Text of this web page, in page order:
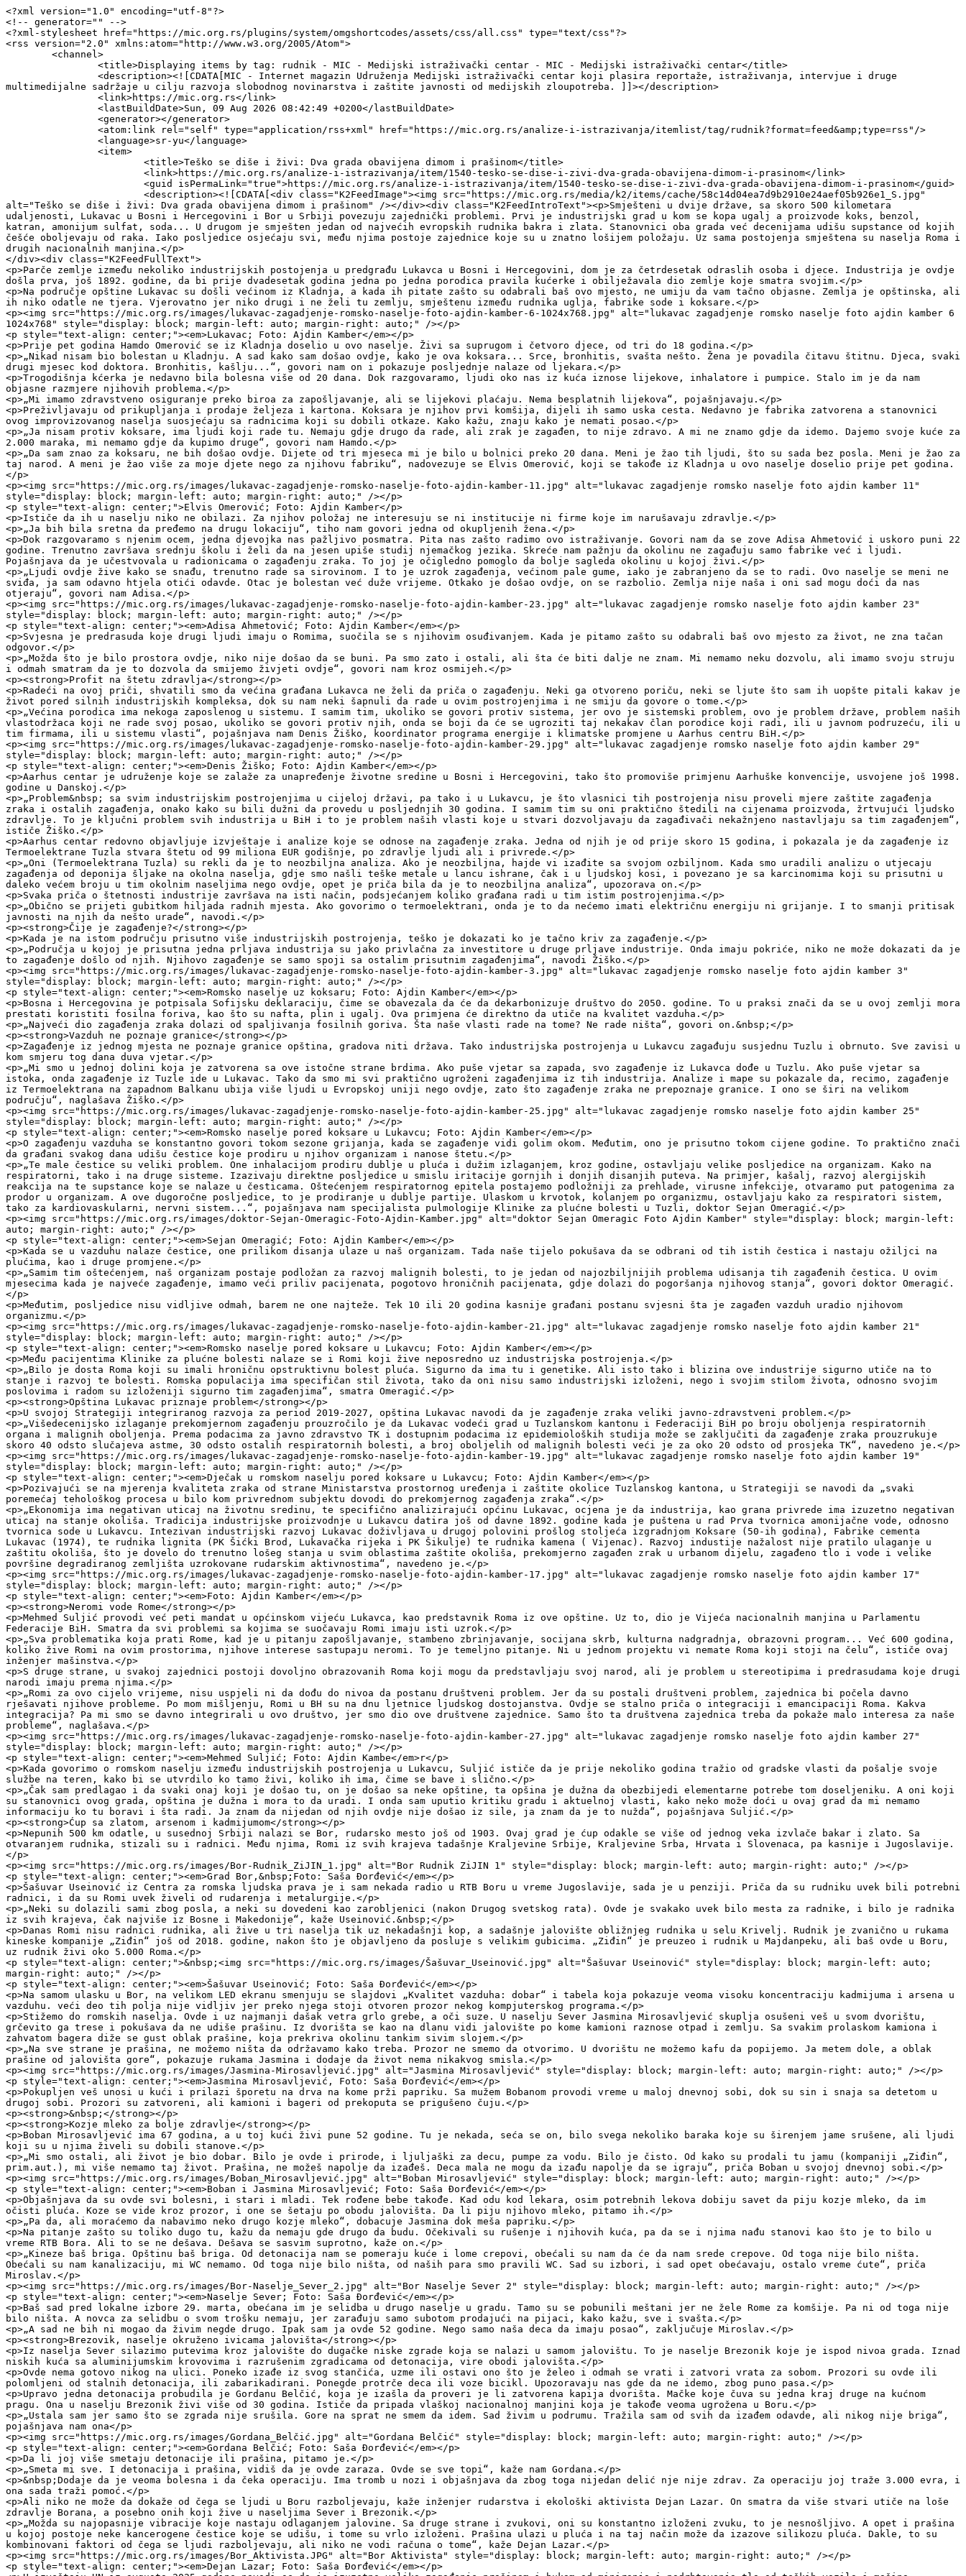
<?xml version="1.0" encoding="utf-8"?>
<!-- generator="" -->
<?xml-stylesheet href="https://mic.org.rs/plugins/system/omgshortcodes/assets/css/all.css" type="text/css"?>
<rss version="2.0" xmlns:atom="http://www.w3.org/2005/Atom">
	<channel>
		<title>Displaying items by tag: rudnik - MIC - Medijski istraživački centar - MIC - Medijski istraživački centar</title>
		<description><![CDATA[MIC - Internet magazin Udruženja Medijski istraživački centar koji plasira reportaže, istraživanja, intervjue i druge multimedijalne sadržaje u cilju razvoja slobodnog novinarstva i zaštite javnosti od medijskih zloupotreba. ]]></description>
		<link>https://mic.org.rs</link>
		<lastBuildDate>Sun, 09 Aug 2026 08:42:49 +0200</lastBuildDate>
		<generator></generator>
		<atom:link rel="self" type="application/rss+xml" href="https://mic.org.rs/analize-i-istrazivanja/itemlist/tag/rudnik?format=feed&amp;type=rss"/>
		<language>sr-yu</language>
		<item>
			<title>Teško se diše i živi: Dva grada obavijena dimom i prašinom</title>
			<link>https://mic.org.rs/analize-i-istrazivanja/item/1540-tesko-se-dise-i-zivi-dva-grada-obavijena-dimom-i-prasinom</link>
			<guid isPermaLink="true">https://mic.org.rs/analize-i-istrazivanja/item/1540-tesko-se-dise-i-zivi-dva-grada-obavijena-dimom-i-prasinom</guid>
			<description><![CDATA[<div class="K2FeedImage"><img src="https://mic.org.rs/media/k2/items/cache/58c14d04ea7d9b2910e24aef05b926e1_S.jpg" alt="Teško se diše i živi: Dva grada obavijena dimom i prašinom" /></div><div class="K2FeedIntroText"><p>Smješteni u dvije države, sa skoro 500 kilometara udaljenosti, Lukavac u Bosni i Hercegovini i Bor u Srbiji povezuju zajednički problemi. Prvi je industrijski grad u kom se kopa ugalj a proizvode koks, benzol, katran, amonijum sulfat, soda... U drugom je smješten jedan od najvećih evropskih rudnika bakra i zlata. Stanovnici oba grada već decenijama udišu supstance od kojih češće oboljevaju od raka. Iako posljedice osjećaju svi, među njima postoje zajednice koje su u znatno lošijem položaju. Uz sama postojenja smještena su naselja Roma i drugih nacionalnih manjina.</p>
</div><div class="K2FeedFullText">
<p>Parče zemlje između nekoliko industrijskih postojenja u predgrađu Lukavca u Bosni i Hercegovini, dom je za četrdesetak odraslih osoba i djece. Industrija je ovdje došla prva, još 1892. godine, da bi prije dvadesetak godina jedna po jedna porodica pravila kućerke i obilježavala dio zemlje koje smatra svojim.</p>
<p>Na područje opštine Lukavac su došli većinom iz Kladnja, a kada ih pitate zašto su odabrali baš ovo mjesto, ne umiju da vam tačno objasne. Zemlja je opštinska, ali ih niko odatle ne tjera. Vjerovatno jer niko drugi i ne želi tu zemlju, smještenu između rudnika uglja, fabrike sode i koksare.</p>
<p><img src="https://mic.org.rs/images/lukavac-zagadjenje-romsko-naselje-foto-ajdin-kamber-6-1024x768.jpg" alt="lukavac zagadjenje romsko naselje foto ajdin kamber 6 1024x768" style="display: block; margin-left: auto; margin-right: auto;" /></p>
<p style="text-align: center;"><em>Lukavac; Foto: Ajdin Kamber</em></p>
<p>Prije pet godina Hamdo Omerović se iz Kladnja doselio u ovo naselje. Živi sa suprugom i četvoro djece, od tri do 18 godina.</p>
<p>„Nikad nisam bio bolestan u Kladnju. A sad kako sam došao ovdje, kako je ova koksara... Srce, bronhitis, svašta nešto. Žena je povadila čitavu štitnu. Djeca, svaki drugi mjesec kod doktora. Bronhitis, kašlju...“, govori nam on i pokazuje posljednje nalaze od ljekara.</p>
<p>Trogodišnja kćerka je nedavno bila bolesna više od 20 dana. Dok razgovaramo, ljudi oko nas iz kuća iznose lijekove, inhalatore i pumpice. Stalo im je da nam objasne razmjere njihovih problema.</p>
<p>„Mi imamo zdravstveno osiguranje preko biroa za zapošljavanje, ali se lijekovi plaćaju. Nema besplatnih lijekova“, pojašnjavaju.</p>
<p>Preživljavaju od prikupljanja i prodaje željeza i kartona. Koksara je njihov prvi komšija, dijeli ih samo uska cesta. Nedavno je fabrika zatvorena a stanovnici ovog improvizovanog naselja suosjećaju sa radnicima koji su dobili otkaze. Kako kažu, znaju kako je nemati posao.</p>
<p>„Ja nisam protiv koksare, ima ljudi koji rade tu. Nemaju gdje drugo da rade, ali zrak je zagađen, to nije zdravo. A mi ne znamo gdje da idemo. Dajemo svoje kuće za 2.000 maraka, mi nemamo gdje da kupimo druge“, govori nam Hamdo.</p>
<p>„Da sam znao za koksaru, ne bih došao ovdje. Dijete od tri mjeseca mi je bilo u bolnici preko 20 dana. Meni je žao tih ljudi, što su sada bez posla. Meni je žao za taj narod. A meni je žao više za moje djete nego za njihovu fabriku“, nadovezuje se Elvis Omerović, koji se takođe iz Kladnja u ovo naselje doselio prije pet godina.</p>
<p><img src="https://mic.org.rs/images/lukavac-zagadjenje-romsko-naselje-foto-ajdin-kamber-11.jpg" alt="lukavac zagadjenje romsko naselje foto ajdin kamber 11" style="display: block; margin-left: auto; margin-right: auto;" /></p>
<p style="text-align: center;">Elvis Omerović; Foto: Ajdin Kamber</p>
<p>Ističe da ih u naselju niko ne obilazi. Za njihov položaj ne interesuju se ni institucije ni firme koje im narušavaju zdravlje.</p>
<p>„Ja bih bila sretna da pređemo na drugu lokaciju“, tiho nam govori jedna od okupljenih žena.</p>
<p>Dok razgovaramo s njenim ocem, jedna djevojka nas pažljivo posmatra. Pita nas zašto radimo ovo istraživanje. Govori nam da se zove Adisa Ahmetović i uskoro puni 22 godine. Trenutno završava srednju školu i želi da na jesen upiše studij njemačkog jezika. Skreće nam pažnju da okolinu ne zagađuju samo fabrike već i ljudi. Pojašnjava da je učestvovala u radionicama o zagađenju zraka. To joj je očigledno pomoglo da bolje sagleda okolinu u kojoj živi.</p>
<p>„Ljudi ovdje žive kako se snađu, trenutno rade sa sirovinom. I to je uzrok zagađenja, većinom pale gume, iako je zabranjeno da se to radi. Ovo naselje se meni ne sviđa, ja sam odavno htjela otići odavde. Otac je bolestan već duže vrijeme. Otkako je došao ovdje, on se razbolio. Zemlja nije naša i oni sad mogu doći da nas otjeraju“, govori nam Adisa.</p>
<p><img src="https://mic.org.rs/images/lukavac-zagadjenje-romsko-naselje-foto-ajdin-kamber-23.jpg" alt="lukavac zagadjenje romsko naselje foto ajdin kamber 23" style="display: block; margin-left: auto; margin-right: auto;" /></p>
<p style="text-align: center;"><em>Adisa Ahmetović; Foto: Ajdin Kamber</em></p>
<p>Svjesna je predrasuda koje drugi ljudi imaju o Romima, suočila se s njihovim osuđivanjem. Kada je pitamo zašto su odabrali baš ovo mjesto za život, ne zna tačan odgovor.</p>
<p>„Možda što je bilo prostora ovdje, niko nije došao da se buni. Pa smo zato i ostali, ali šta će biti dalje ne znam. Mi nemamo neku dozvolu, ali imamo svoju struju i odmah smatram da je to dozvola da smijemo živjeti ovdje“, govori nam kroz osmijeh.</p>
<p><strong>Profit na štetu zdravlja</strong></p>
<p>Radeći na ovoj priči, shvatili smo da većina građana Lukavca ne želi da priča o zagađenju. Neki ga otvoreno poriču, neki se ljute što sam ih uopšte pitali kakav je život pored silnih industrijskih kompleksa, dok su nam neki šapnuli da rade u ovim postrojenjima i ne smiju da govore o tome.</p>
<p>„Većina porodica ima nekoga zaposlenog u sistemu. I samim tim, ukoliko se govori protiv sistema, jer ovo je sistemski problem, ovo je problem države, problem naših vlastodržaca koji ne rade svoj posao, ukoliko se govori protiv njih, onda se boji da će se ugroziti taj nekakav član porodice koji radi, ili u javnom podruzeću, ili u tim firmama, ili u sistemu vlasti“, pojašnjava nam Denis Žiško, koordinator programa energije i klimatske promjene u Aarhus centru BiH.</p>
<p><img src="https://mic.org.rs/images/lukavac-zagadjenje-romsko-naselje-foto-ajdin-kamber-29.jpg" alt="lukavac zagadjenje romsko naselje foto ajdin kamber 29" style="display: block; margin-left: auto; margin-right: auto;" /></p>
<p style="text-align: center;"><em>Denis Žiško; Foto: Ajdin Kamber</em></p>
<p>Aarhus centar je udruženje koje se zalaže za unapređenje životne sredine u Bosni i Hercegovini, tako što promoviše primjenu Aarhuške konvencije, usvojene još 1998. godine u Danskoj.</p>
<p>„Problem&nbsp; sa svim industrijskim postrojenjima u cijeloj državi, pa tako i u Lukavcu, je što vlasnici tih postrojenja nisu proveli mjere zaštite zagađenja zraka i ostalih zagađenja, onako kako su bili dužni da provedu u posljednjih 30 godina. I samim tim su oni praktično štedili na cijenama proizvoda, žrtvujući ljudsko zdravlje. To je ključni problem svih industrija u BiH i to je problem naših vlasti koje u stvari dozvoljavaju da zagađivači nekažnjeno nastavljaju sa tim zagađenjem“, ističe Žiško.</p>
<p>Aarhus centar redovno objavljuje izvještaje i analize koje se odnose na zagađenje zraka. Jedna od njih je od prije skoro 15 godina, i pokazala je da zagađenje iz Termoelektrane Tuzla stvara štetu od 99 miliona EUR godišnje, po zdravlje ljudi ali i privrede.</p>
<p>„Oni (Termoelektrana Tuzla) su rekli da je to neozbiljna analiza. Ako je neozbiljna, hajde vi izađite sa svojom ozbiljnom. Kada smo uradili analizu o utjecaju zagađenja od deponija šljake na okolna naselja, gdje smo našli teške metale u lancu ishrane, čak i u ljudskoj kosi, i povezano je sa karcinomima koji su prisutni u daleko većem broju u tim okolnim naseljima nego ovdje, opet je priča bila da je to neozbiljna analiza“, upozorava on.</p>
<p>Svaka priča o štetnosti industrije završava na isti način, podsjećanjem koliko građana radi u tim istim postrojenjima.</p>
<p>„Obično se prijeti gubitkom hiljada radnih mjesta. Ako govorimo o termoelektrani, onda je to da nećemo imati električnu energiju ni grijanje. I to smanji pritisak javnosti na njih da nešto urade“, navodi.</p>
<p><strong>Čije je zagađenje?</strong></p>
<p>Kada je na istom području prisutno više industrijskih postrojenja, teško je dokazati ko je tačno kriv za zagađenje.</p>
<p>„Područja u kojoj je prisutna jedna prljava industrija su jako privlačna za investitore u druge prljave industrije. Onda imaju pokriće, niko ne može dokazati da je to zagađenje došlo od